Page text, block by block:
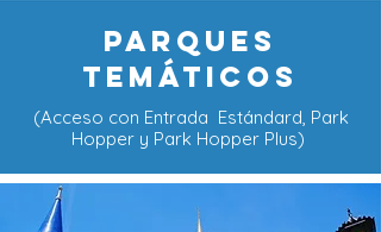
PARQUES
TEMÁTICOS
(Acceso con Entrada Estándard, Park
Hopper y Park Hopper Plus)